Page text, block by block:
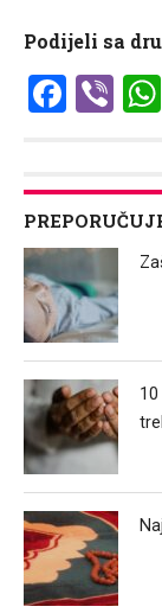
Podijeli sa